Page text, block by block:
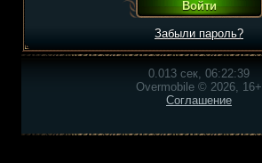
Забыли пароль?
0.013 сек, 06:22:39
Overmobile © 2026, 16+
Соглашение